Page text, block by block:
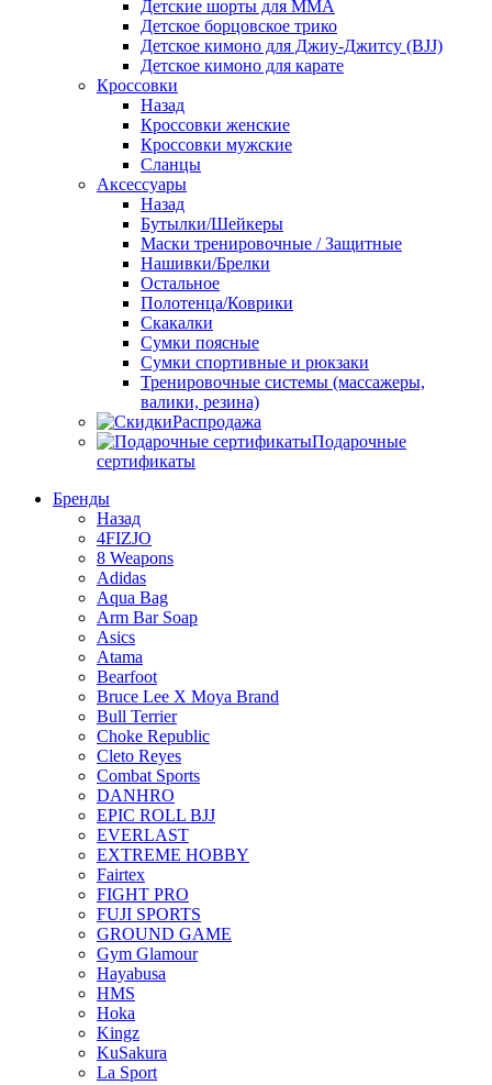
Детские шорты для ММА
Детское борцовское трико
Детское кимоно для Джиу-Джитсу (BJJ)
Детское кимоно для карате
Кроссовки
Назад
Кроссовки женские
Кроссовки мужские
Сланцы
Аксессуары
Назад
Бутылки/Шейкеры
Маски тренировочные / Защитные
Нашивки/Брелки
Остальное
Полотенца/Коврики
Скакалки
Сумки поясные
Сумки спортивные и рюкзаки
Тренировочные системы (массажеры,
валики, резина)
Распродажа
Подарочные
сертификаты
Бренды
Назад
4FIZJO
8 Weapons
Adidas
Aqua Bag
Arm Bar Soap
Asics
Atama
Bearfoot
Bruce Lee X Moya Brand
Bull Terrier
Choke Republic
Cleto Reyes
Combat Sports
DANHRO
EPIC ROLL BJJ
EVERLAST
EXTREME HOBBY
Fairtex
FIGHT PRO
FUJI SPORTS
GROUND GAME
Gym Glamour
Hayabusa
HMS
Hoka
Kingz
KuSakura
La Sport